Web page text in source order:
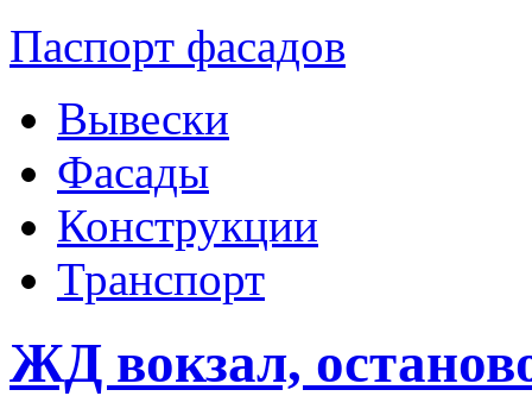
Паспорт фасадов
Вывески
Фасады
Конструкции
Транспорт
ЖД вокзал,